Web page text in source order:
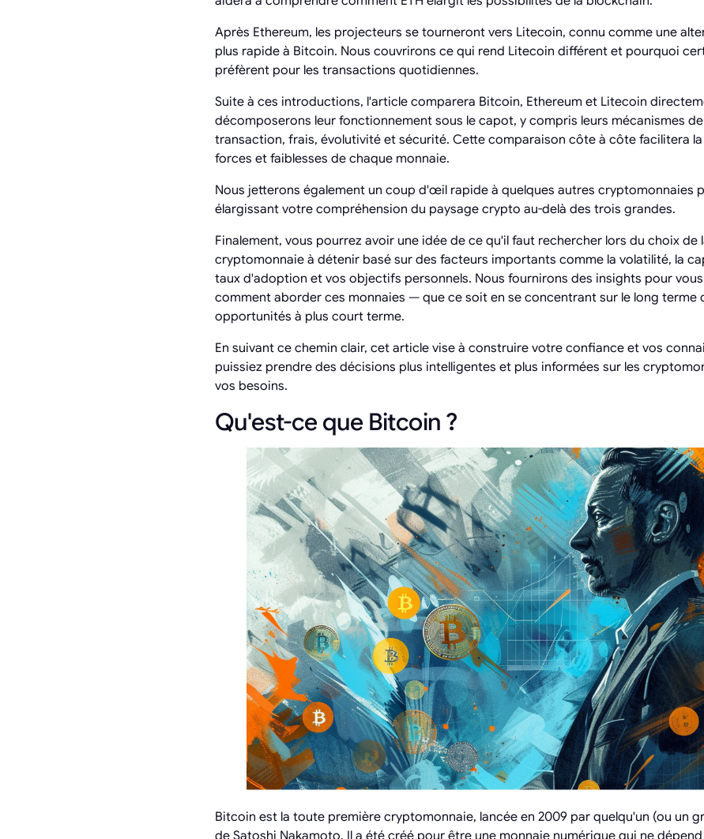
Après Ethereum, les projecteurs se tourneront vers Litecoin, connu comme une
plus rapide à Bitcoin. Nous couvrirons ce qui rend Litecoin différent et pourquoi
préfèrent pour les transactions quotidiennes.
Suite à ces introductions, l'article comparera Bitcoin, Ethereum et Litecoin
décomposerons leur fonctionnement sous le capot, y compris leurs mécanismes
transaction, frais, évolutivité et sécurité. Cette comparaison côte à côte facilitera
forces et faiblesses de chaque monnaie.
Nous jetterons également un coup d'œil rapide à quelques autres cryptomonnaies
élargissant votre compréhension du paysage crypto au-delà des trois grandes.
Finalement, vous pourrez avoir une idée de ce qu'il faut rechercher lors du choix de
cryptomonnaie à détenir basé sur des facteurs importants comme la volatilité, la
taux d'adoption et vos objectifs personnels. Nous fournirons des insights pour
comment aborder ces monnaies — que ce soit en se concentrant sur le long terme
opportunités à plus court terme.
En suivant ce chemin clair, cet article vise à construire votre confiance et vos
puissiez prendre des décisions plus intelligentes et plus informées sur les
vos besoins.
Qu'est-ce que Bitcoin ?
Bitcoin est la toute première cryptomonnaie, lancée en 2009 par quelqu'un (ou un